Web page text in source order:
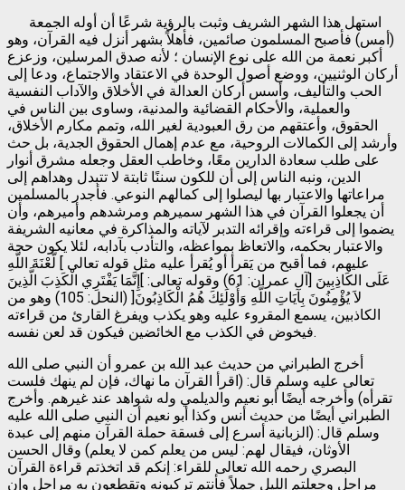
(أمس) فأصبح المسلمون صائمين، فأهلاً بشهر أنزل فيه القرآن، وهو
أكبر نعمة من الله على نوع الإنسان ؛ لأنه صدق المرسلين، وزعزع
أركان الوثنيين، ووضع أصول الوحدة في الاعتقاد والاجتماع، ودعا إلى
الحب والتأليف، وأسس أركان العدالة في الأخلاق والآداب النفسية
والعملية، والأحكام القضائية والمدنية، وساوى بين الناس في
الحقوق، وأعتقهم من رق العبودية لغير الله، وتمم مكارم الأخلاق،
وأرشد إلى الكمالات الروحية، مع عدم إهمال الحقوق الجدية، بل حث
على طلب سعادة الدارين معًا، وخاطب العقل وجعله مشرق أنوار
الدين، ونبه الناس إلى أن للكون سننًا ثابتة لا تتبدل وهداهم إلى
مراعاتها والاعتبار بها ليصلوا إلى كمالهم النوعي. فأجدر بالمسلمين
أن يجعلوا القرآن في هذا الشهر سميرهم ومرشدهم وأميرهم، وأن
يضموا إلى قراءته وإقرائه التدبر لآياته والمذاكرة في معانيه الشريفة
والاعتبار بحكمه، والاتعاظ بمواعظه، والتأدب بآدابه، لئلا يكون حجة
عليهم، فما أقبح من يَقرأ أو يُقرأ عليه مثل قوله تعالى ] لَّعْنَةَ اللَّهِ
عَلَى الكَاذِبِينَ [آل عمران: 61) وقوله تعالى: ]إِنَّمَا يَفْتَرِي الْكَذِبَ الَّذِينَ
لاَ يُؤْمِنُونَ بِآيَاتِ اللَّهِ وَأُوْلَئِكَ هُمُ الْكَاذِبُونَ[ (النحل: 105) وهو من
الكاذبين، يسمع المقروء عليه وهو يكذب ويفرغ القارئ من قراءته
فيخوض في الكذب مع الخائضين فيكون قد لعن نفسه.
أخرج الطبراني من حديث عبد الله بن عمرو أن النبي صلى الله
تعالى عليه وسلم قال: (اقرأ القرآن ما نهاك، فإن لم ينهك فلست
تقرأه) وأخرجه أيضًا أبو نعيم والديلمي وله شواهد عند غيرهم. وأخرج
الطبراني أيضًا من حديث أنس وكذا أبو نعيم أن النبي صلى الله عليه
وسلم قال: (الزبانية أسرع إلى فسقة حملة القرآن منهم إلى عبدة
الأوثان، فيقال لهم: ليس من يعلم كمن لا يعلم) وقال الحسن
البصري رحمه الله تعالى للقراء: إنكم قد اتخذتم قراءة القرآن
مراحل وجعلتم الليل جملاً فأنتم تركبونه وتقطعون به مراحل وإن